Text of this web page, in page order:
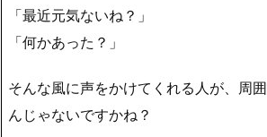
「最近元気ないね？」
「何かあった？」
そんな風に声をかけてくれる人が、周
んじゃないですかね？